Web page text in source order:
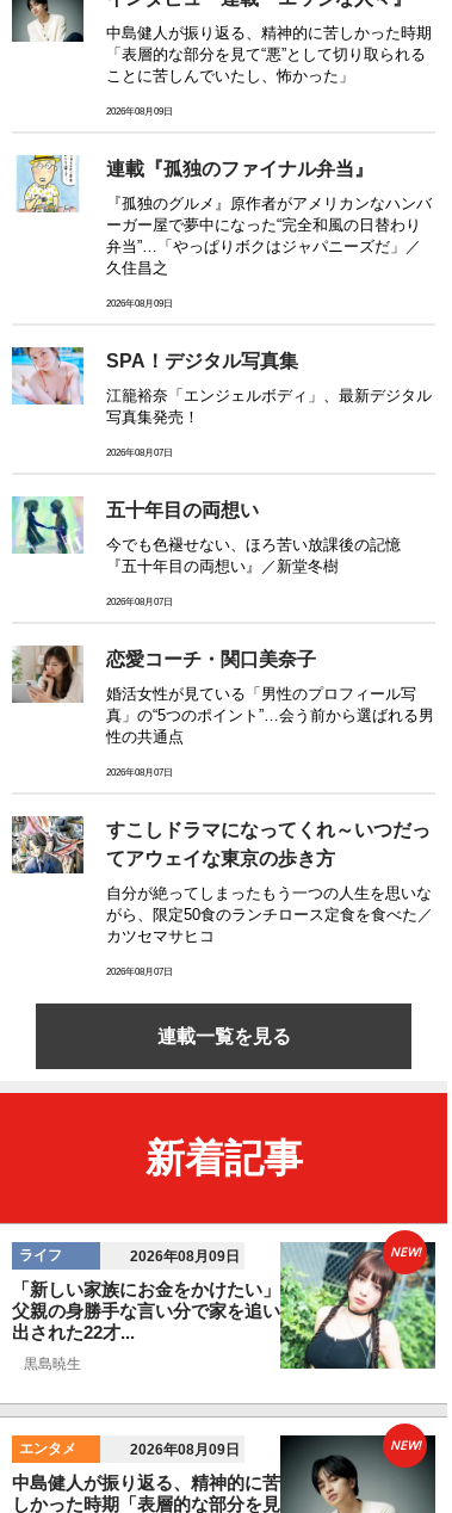
中島健人が振り返る、精神的に苦しかった時期
「表層的な部分を見て“悪”として切り取られる
ことに苦しんでいたし、怖かった」
2026年08月09日
連載『孤独のファイナル弁当』
『孤独のグルメ』原作者がアメリカンなハンバ
ーガー屋で夢中になった“完全和風の日替わり
弁当”…「やっぱりボクはジャパニーズだ」／
久住昌之
2026年08月09日
SPA！デジタル写真集
江籠裕奈「エンジェルボディ」、最新デジタル
写真集発売！
2026年08月07日
五十年目の両想い
今でも色褪せない、ほろ苦い放課後の記憶
『五十年目の両想い』／新堂冬樹
2026年08月07日
恋愛コーチ・関口美奈子
婚活女性が見ている「男性のプロフィール写
真」の“5つのポイント”…会う前から選ばれる男
性の共通点
2026年08月07日
すこしドラマになってくれ～いつだっ
てアウェイな東京の歩き方
自分が絶ってしまったもう一つの人生を思いな
がら、限定50食のランチロース定食を食べた／
カツセマサヒコ
2026年08月07日
連載一覧を見る
新着記事
ライフ 2026年08月09日
「新しい家族にお金をかけたい」
父親の身勝手な言い分で家を追い
出された22才...
黒島暁生
NEW!
エンタメ 2026年08月09日
中島健人が振り返る、精神的に苦
しかった時期「表層的な部分を見
NEW!